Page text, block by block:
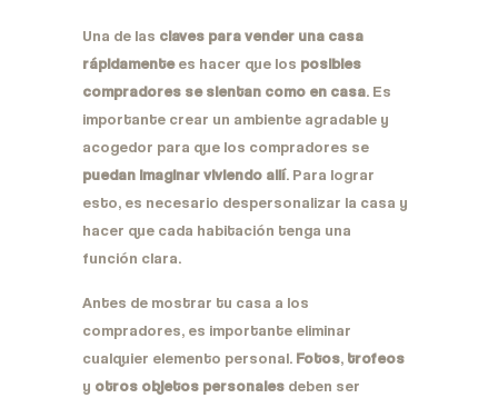
Una de las claves para vender una casa
rápidamentees hacer que los posibles
compradores se sientan como en casa. Es
importante crear un ambiente agradable y
acogedor para que los compradores se
puedan imaginar viviendo allí. Para lograr
esto, es necesario despersonalizar la casa y
hacer que cada habitación tenga una
función clara.
Antes de mostrar tu casa a los
compradores, es importante eliminar
cualquier elemento personal. Fotos, trofeos
y otros objetos personales deben ser